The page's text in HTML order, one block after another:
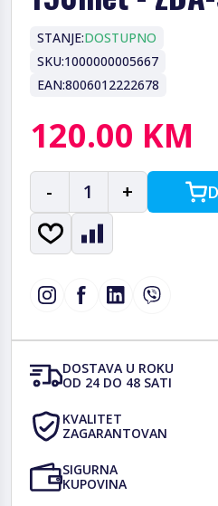
STANJE:DOSTUPNO
SKU:1000000005667
EAN:8006012222678
120.00 KM
- 1 +
DOSTAVA U ROKU
OD 24 DO 48 SATI
KVALITET
ZAGARANTOVAN
SIGURNA
KUPOVINA